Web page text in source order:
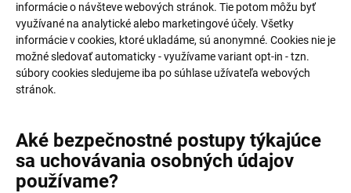
informácie o návšteve webových stránok. Tie potom môžu byť
využívané na analytické alebo marketingové účely. Všetky
informácie v cookies, ktoré ukladáme, sú anonymné. Cookies nie je
možné sledovať automaticky - využívame variant opt-in - tzn.
súbory cookies sledujeme iba po súhlase užívateľa webových
stránok.
Aké bezpečnostné postupy týkajúce
sa uchovávania osobných údajov
používame?